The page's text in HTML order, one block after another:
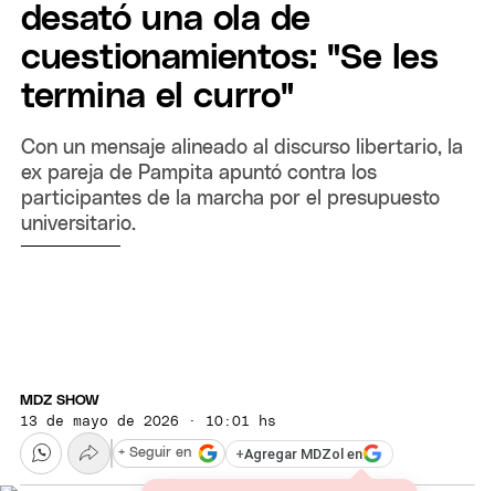
desató una ola de
cuestionamientos: "Se les
termina el curro"
Con un mensaje alineado al discurso libertario, la
ex pareja de Pampita apuntó contra los
participantes de la marcha por el presupuesto
universitario.
MDZ SHOW
13 de mayo de 2026 · 10:01 hs
+Agregar MDZol en
+ Seguir en